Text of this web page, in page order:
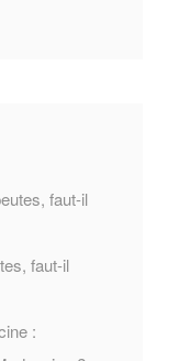
faut-il
faut-il
: